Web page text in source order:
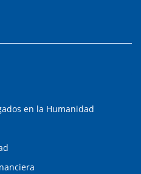
en la Humanidad